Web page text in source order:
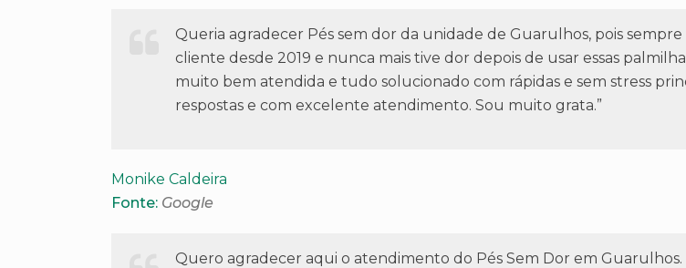
Queria agradecer Pés sem dor da unidade de Guarulhos, pois
cliente desde 2019 e nunca mais tive dor depois de usar essas
muito bem atendida e tudo solucionado com rápidas e sem stress
respostas e com excelente atendimento. Sou muito grata.”
Monike Caldeira
Fonte: Google
Quero agradecer aqui o atendimento do Pés Sem Dor em